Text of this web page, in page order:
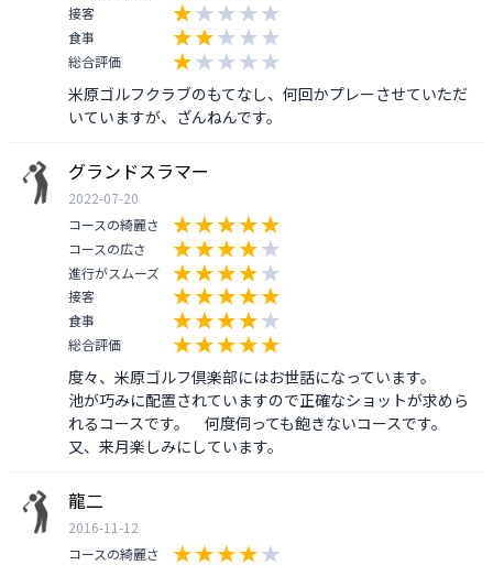
接客
食事
総合評価
米原ゴルフクラブのもてなし、何回かプレーさせていただ
いていますが、ざんねんです。
グランドスラマー
2022-07-20
コースの綺麗さ
コースの広さ
進行がスムーズ
接客
食事
総合評価
度々、米原ゴルフ倶楽部にはお世話になっています。
池が巧みに配置されていますので正確なショットが求めら
れるコースです。　何度伺っても飽きないコースです。
又、来月楽しみにしています。
龍二
2016-11-12
コースの綺麗さ